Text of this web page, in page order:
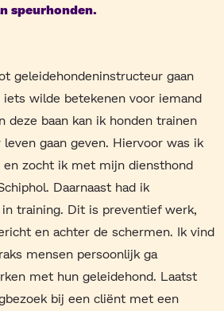
speurhonden.
geleidehondeninstructeur gaan
iets wilde betekenen voor iemand
deze baan kan ik honden trainen
gaan geven. Hiervoor was ik
en zocht ik met mijn diensthond
Daarnaast had ik
training. Dit is preventief werk,
en achter de schermen. Ik vind
mensen persoonlijk ga
met hun geleidehond. Laatst
bij een cliënt met een